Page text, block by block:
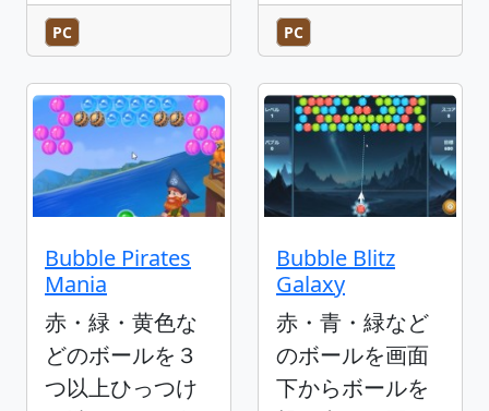
PC PC
Bubble Pirates
Mania
赤・緑・黄色な
どのボールを３
つ以上ひっつけ
Bubble Blitz
Galaxy
赤・青・緑など
のボールを画面
下からボールを